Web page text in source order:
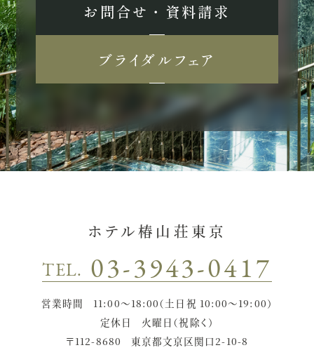
お問合せ ・ 資料請求
ブライダルフェア
ホテル椿山荘東京
TEL. 03-3943-0417
営業時間
11:00〜18:00（土日祝 10:00〜19:00）
定休日
火曜日（祝除く）
〒112-8680
東京都文京区関口2-10-8